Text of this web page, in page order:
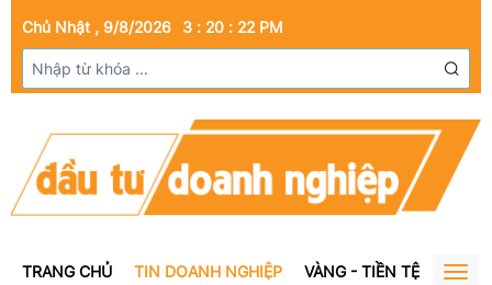
Chủ Nhật , 9/8/2026 3 : 20 : 23 PM
TRANG CHỦ TIN DOANH NGHIỆP VÀNG - TIỀN TỆ BẤT